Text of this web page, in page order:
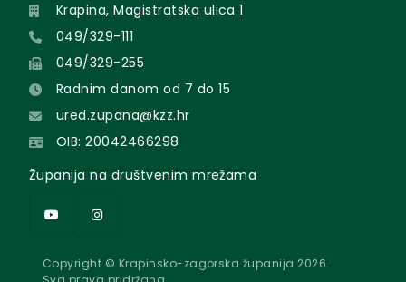
Krapina, Magistratska ulica 1
049/329-111
049/329-255
Radnim danom od 7 do 15
ured.zupana@kzz.hr
OIB: 20042466298
Županija na društvenim mrežama
Copyright © Krapinsko-zagorska županija 2026.